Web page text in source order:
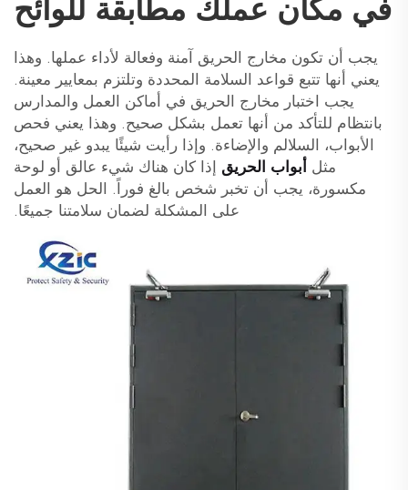
في مكان عملك مطابقة للوائح
يجب أن تكون مخارج الحريق آمنة وفعالة لأداء عملها. وهذا
يعني أنها تتبع قواعد السلامة المحددة وتلتزم بمعايير معينة.
يجب اختبار مخارج الحريق في أماكن العمل والمدارس
بانتظام للتأكد من أنها تعمل بشكل صحيح. وهذا يعني فحص
الأبواب، السلالم والإضاءة. وإذا رأيت شيئًا يبدو غير صحيح،
مثل أبواب الحريق إذا كان هناك شيء عالق أو لوحة
مكسورة، يجب أن تخبر شخص بالغ فوراً. الحل هو العمل
على المشكلة لضمان سلامتنا جميعًا.